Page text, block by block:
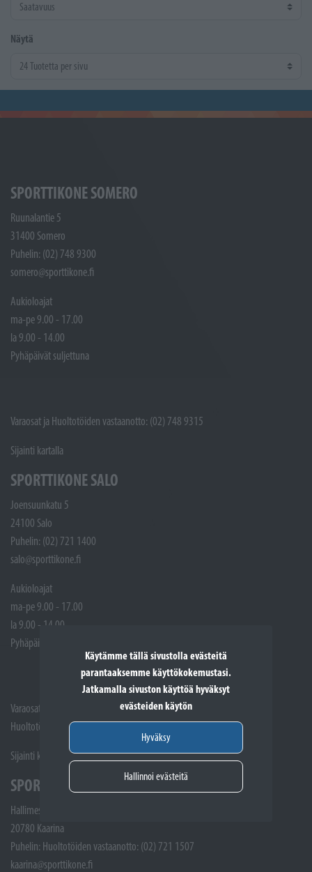
Käytämme tällä sivustolla evästeitä
parantaaksemme käyttökokemustasi.
Jatkamalla sivuston käyttöä hyväksyt
evästeiden käytön
Hyväksy
Hallinnoi evästeitä
Näytä
SPORTTIKONE SOMERO
Ruunalantie 5
31400 Somero
Puhelin: (02) 748 9300
somero@sporttikone.fi
Aukioloajat
ma-pe 9.00 - 17.00
la 9.00 - 14.00
Pyhäpäivät suljettuna
Varaosat ja Huoltotöiden vastaanotto: (02) 748 9315
Sijainti kartalla
SPORTTIKONE SALO
Joensuunkatu 5
24100 Salo
Puhelin: (02) 721 1400
salo@sporttikone.fi
Aukioloajat
ma-pe 9.00 - 17.00
la 9.00 - 14.00
Pyhäpäivät suljettuna
Varaosat: (02) 721 1407
Huoltotöiden vastaanotto: 02 7211405
Sijainti kartalla
SPORTTIKONE KAARINA
Hallimestarinkatu 4
20780 Kaarina
Puhelin: Huoltotöiden vastaanotto: (02) 721 1507
kaarina@sporttikone.fi